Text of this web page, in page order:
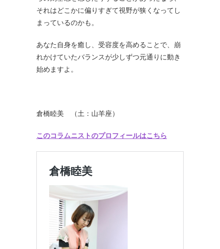
それはどこかに偏りすぎて視野が狭くなってし
まっているのかも。
あなた自身を癒し、受容度を高めることで、崩
れかけていたバランスが少しずつ元通りに動き
始めますよ。
倉橋睦美 （土：山羊座）
このコラムニストのプロフィールはこちら